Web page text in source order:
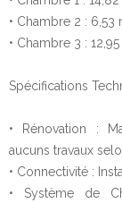
• Chambre 2 : 6,53
• Chambre 3 : 12,95
Spécifications
• Rénovation :
aucuns travaux
• Connectivité :
• Système de